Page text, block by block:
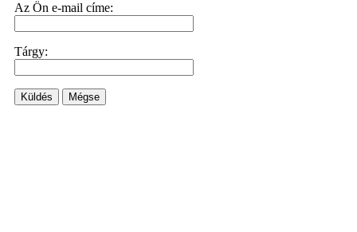
Az Ön e-mail címe:
Tárgy:
Küldés Mégse